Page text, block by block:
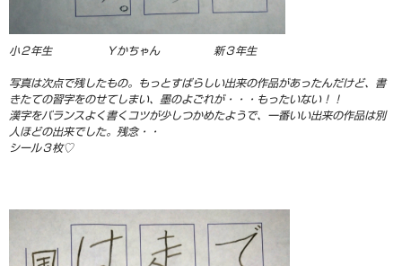
小２年生 Ｙかちゃん 新３年生
写真は次点で残したもの。もっとすばらしい出来の作品があったんだけど、書
きたての習字をのせてしまい、墨のよごれが・・・もったいない！！
漢字をバランスよく書くコツが少しつかめたようで、一番いい出来の作品は別
人ほどの出来でした。残念・・
シール３枚♡